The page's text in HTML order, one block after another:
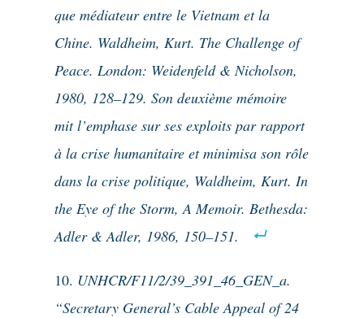
que médiateur entre le Vietnam et la
Chine. Waldheim, Kurt. The Challenge of
Peace. London: Weidenfeld & Nicholson,
1980, 128–129. Son deuxième mémoire
mit l’emphase sur ses exploits par rapport
à la crise humanitaire et minimisa son rôle
dans la crise politique, Waldheim, Kurt. In
the Eye of the Storm, A Memoir. Bethesda:
Adler & Adler, 1986, 150–151.
UNHCR/F11/2/39_391_46_GEN_a.
“Secretary General’s Cable Appeal of 24